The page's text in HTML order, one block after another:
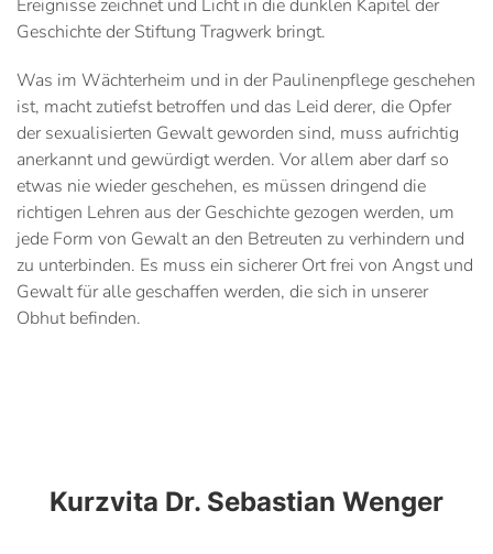
Ereignisse zeichnet und Licht in die dunklen Kapitel der
Geschichte der Stiftung Tragwerk bringt.
Was im Wächterheim und in der Paulinenpflege geschehen
ist, macht zutiefst betroffen und das Leid derer, die Opfer
der sexualisierten Gewalt geworden sind, muss aufrichtig
anerkannt und gewürdigt werden. Vor allem aber darf so
etwas nie wieder geschehen, es müssen dringend die
richtigen Lehren aus der Geschichte gezogen werden, um
jede Form von Gewalt an den Betreuten zu verhindern und
zu unterbinden. Es muss ein sicherer Ort frei von Angst und
Gewalt für alle geschaffen werden, die sich in unserer
Obhut befinden.
Kurzvita Dr. Sebastian Wenger